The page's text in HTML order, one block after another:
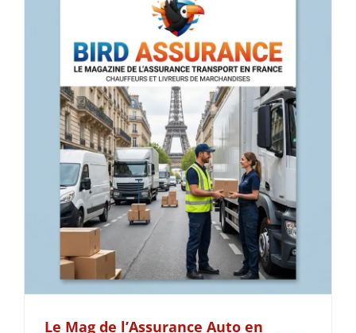
Le Mag de l’Assurance Auto en